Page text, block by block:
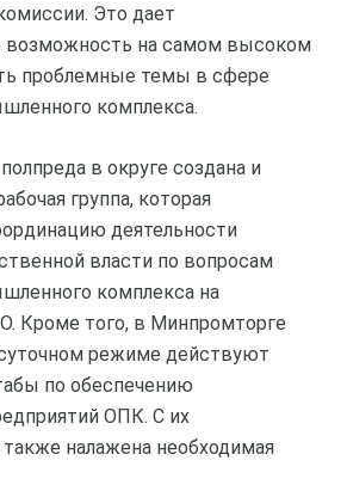
Это дает
возможность на самом высоком
проблемные темы в сфере
комплекса.
в округе создана и
группа, которая
деятельности
власти по вопросам
комплекса на
Кроме того, в Минпромторге
режиме действуют
по обеспечению
ОПК. С их
налажена необходимая